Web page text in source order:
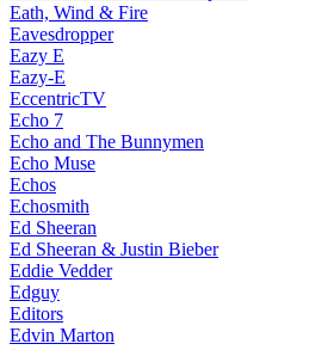
Eath, Wind & Fire
Eavesdropper
Eazy E
Eazy-E
EccentricTV
Echo 7
Echo and The Bunnymen
Echo Muse
Echos
Echosmith
Ed Sheeran
Ed Sheeran & Justin Bieber
Eddie Vedder
Edguy
Editors
Edvin Marton